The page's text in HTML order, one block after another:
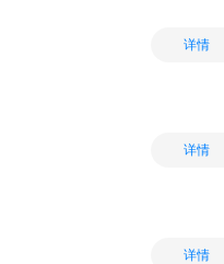
详情
详情
详情